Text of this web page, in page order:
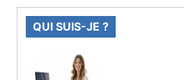
QUI SUIS-JE ?